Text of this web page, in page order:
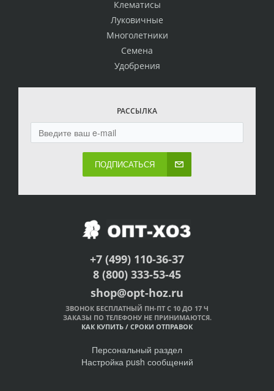
Клематисы
Луковичные
Многолетники
Семена
Удобрения
РАССЫЛКА
ПОДПИСАТЬСЯ
+7 (499) 110-36-37
8 (800) 333-53-45
shop@opt-hoz.ru
ЗВОНОК БЕСПЛАТНЫЙ ПН-ПТ С 10 ДО 17 Ч
ЗАКАЗЫ ПО ТЕЛЕФОНУ НЕ ПРИНИМАЮТСЯ.
КАК КУПИТЬ / СРОКИ ОТПРАВОК
Персональный раздел
Настройка push сообщений